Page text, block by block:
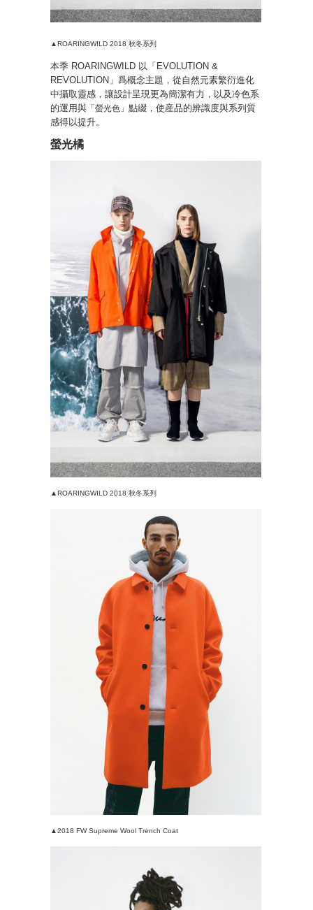
▲ROARINGWILD 2018 秋冬系列
本季 ROARINGWILD 以「EVOLUTION &
REVOLUTION」爲概念主題，從自然元素繁衍進化
中攝取靈感，讓設計呈現更為簡潔有力，以及冷色系
的運用與 「螢光色」 點綴，使産品的辨識度與系列質
感得以提升。
螢光橘
▲ROARINGWILD 2018 秋冬系列
▲2018 FW Supreme Wool Trench Coat